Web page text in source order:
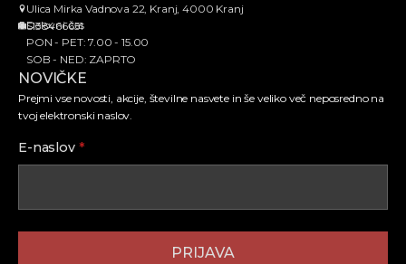
Ulica Mirka Vadnova 22, Kranj, 4000 Kranj
SI38466651
Delovni čas
PON - PET: 7.00 - 15.00
SOB - NED: ZAPRTO
NOVIČKE
Prejmi vse novosti, akcije, številne nasvete in še veliko več neposredno na
tvoj elektronski naslov.
E-naslov *
PRIJAVA